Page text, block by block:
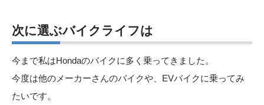
次に選ぶバイクライフは
今まで私はHondaのバイクに多く乗ってきました。
今度は他のメーカーさんのバイクや、EVバイクに乗ってみ
たいです。